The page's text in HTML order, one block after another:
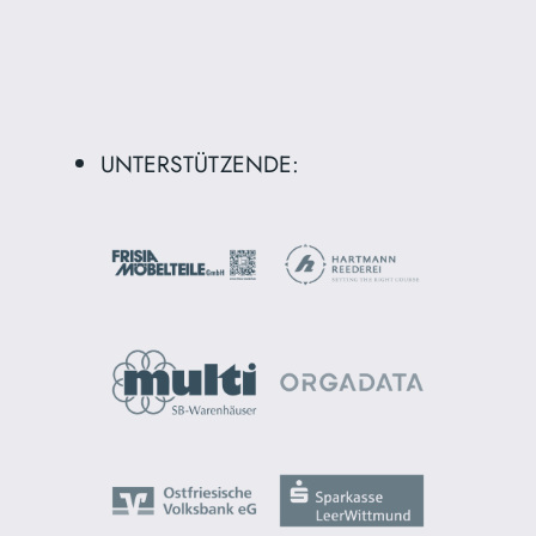
UNTERSTÜTZENDE: